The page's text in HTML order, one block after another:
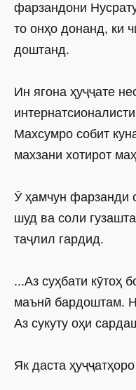
фарзандони
то онҳо донанд, ки
доштанд.
Ин ягона ҳуҷҷате
Махсумро собит
махзани хотирот
Ӯ ҳамчун фарзанди
шуд ва соли
таҷлил гардид.
...Аз суҳбати кӯтоҳ
маънӣ бардоштам.
Аз сукуту оҳи
Як даста